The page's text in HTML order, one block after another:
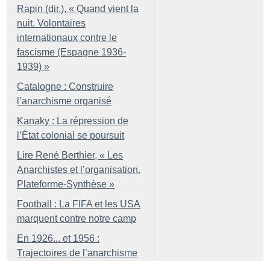
Rapin (dir.), « Quand vient la
nuit. Volontaires
internationaux contre le
fascisme (Espagne 1936-
1939) »
Catalogne : Construire
l’anarchisme organisé
Kanaky : La répression de
l’État colonial se poursuit
Lire René Berthier, « Les
Anarchistes et l’organisation.
Plateforme-Synthèse »
Football : La FIFA et les USA
marquent contre notre camp
En 1926... et 1956 :
Trajectoires de l’anarchisme